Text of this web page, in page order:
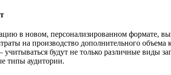
в новом, персонализированном формате,
на производство дополнительного объема
будут не только различные виды
типы аудитории.